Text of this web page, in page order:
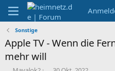
Sonstige
Apple TV - Wenn die
mehr will